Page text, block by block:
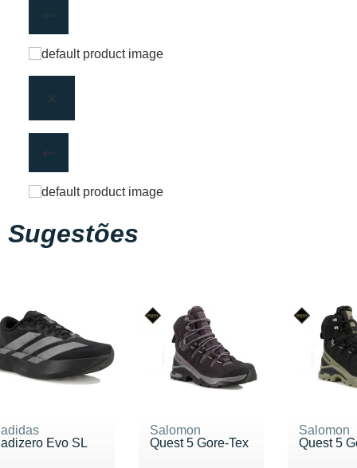
Sugestões
adidas
adizero Evo SL
Salomon
Quest 5 Gore-Tex
Salomon
Quest 5